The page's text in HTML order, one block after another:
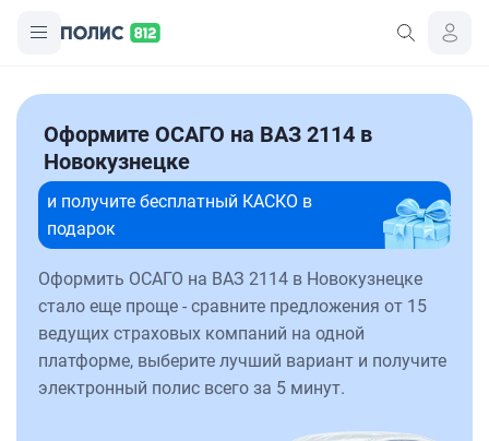
Оформите ОСАГО на ВАЗ 2114 в
Новокузнецке
и получите бесплатный КАСКО в
подарок
Оформить ОСАГО на ВАЗ 2114 в Новокузнецке
стало еще проще - сравните предложения от 15
ведущих страховых компаний на одной
платформе, выберите лучший вариант и получите
электронный полис всего за 5 минут.